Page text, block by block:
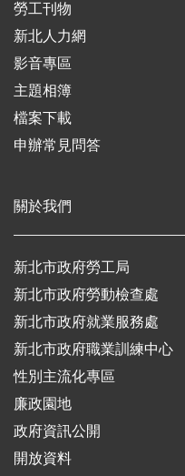
勞工刊物
新北人力網
影音專區
主題相簿
檔案下載
申辦常見問答
關於我們
新北市政府勞工局
新北市政府勞動檢查處
新北市政府就業服務處
新北市政府職業訓練中心
性別主流化專區
廉政園地
政府資訊公開
開放資料